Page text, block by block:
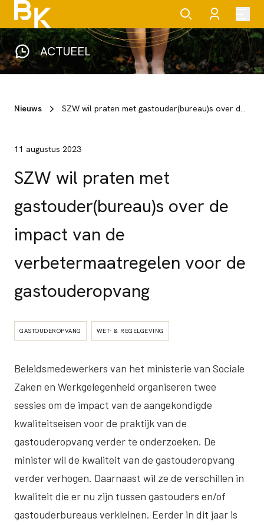
ACTUEEL
Nieuws SZW wil praten met gastouder(bureau)s over de impact van de verbetermaatregelen voor de gastouderopvang
11 augustus 2023
SZW wil praten met
gastouder(bureau)s over de
impact van de
verbetermaatregelen voor de
gastouderopvang
GASTOUDEROPVANG WET- & REGELGEVING
Beleidsmedewerkers van het ministerie van Sociale
Zaken en Werkgelegenheid organiseren twee
sessies om de impact van de aangekondigde
kwaliteitseisen voor de praktijk van de
gastouderopvang verder te onderzoeken. De
minister wil de kwaliteit van de gastouderopvang
verder verhogen. Daarnaast wil ze de verschillen in
kwaliteit die er nu zijn tussen gastouders en/of
gastouderbureaus verkleinen. Eerder in dit jaar is